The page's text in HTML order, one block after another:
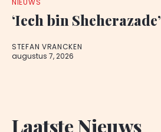
NIEUWS
‘Iech bin Sheherazade’
STEFAN VRANCKEN
augustus 7, 2026
Laatste Nieuws